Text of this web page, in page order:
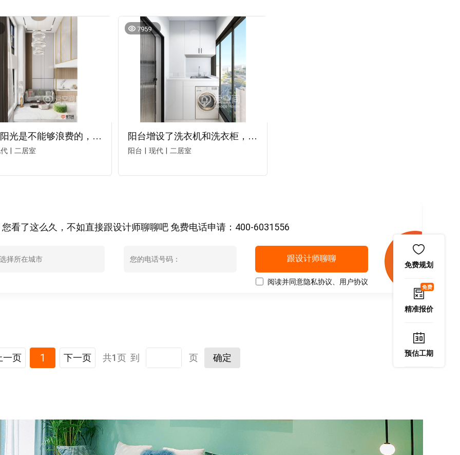
阳台的阳光是不能够浪费的，在靠近厨房的阳台摆放一个小沙发，让业主在沙发上就可以享受美好的阳光。
二居室
7959
阳台增设了洗衣机和洗衣柜，既优化了生活动线的流畅性，也满足了洗衣晾衣的需求。
阳台 现代 二居室
选择所在城市
您看了这么久，不如直接跟设计师聊聊吧 免费电话申请：400-6031556
跟设计师聊聊
阅读并同意隐私协议 用户协议
一页 1 下一页 共1页 到 页 确定
免费规划
免费
精准报价
预估工期